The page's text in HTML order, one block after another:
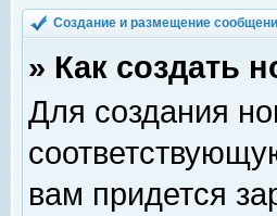
Создание и размещение
» Как создать
Для создания
вам придется